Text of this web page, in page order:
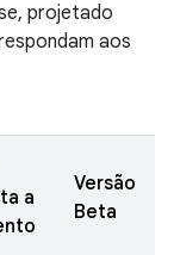
projetado
aos
a
Versão
Beta